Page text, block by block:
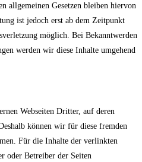
allgemeinen Gesetzen bleiben hiervon
ist jedoch erst ab dem Zeitpunkt
möglich. Bei Bekanntwerden
werden wir diese Inhalte umgehend
Webseiten Dritter, auf deren
können wir für diese fremden
Für die Inhalte der verlinkten
oder Betreiber der Seiten